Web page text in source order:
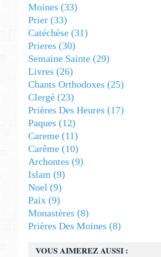
VOUS AIMEREZ AUSSI :
Moines (33)
Prier (33)
Catéchèse (31)
Prieres (30)
Semaine Sainte (29)
Livres (26)
Chants Orthodoxes (25)
Clergé (23)
Prières Des Heures (17)
Paques (12)
Careme (11)
Carême (10)
Archontes (9)
Islam (9)
Noel (9)
Paix (9)
Monastères (8)
Prières Des Moines (8)